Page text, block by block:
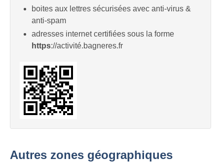
boites aux lettres sécurisées avec anti-virus &
anti-spam
adresses internet certifiées sous la forme
https://activité.bagneres.fr
Autres zones géographiques